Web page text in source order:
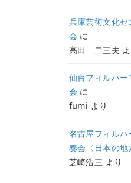
兵庫芸術文化
会 に
高田 二三夫
仙台フィルハ
会 に
fumi より
名古屋フィル
奏会〈日本の地
芝崎浩三 より